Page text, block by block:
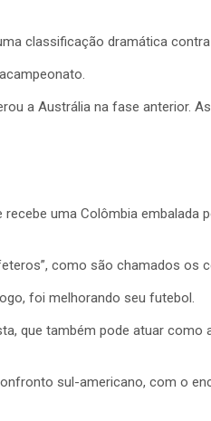
classificação dramática
a Austrália na fase anterior.
uma Colômbia
como são chamados os
foi melhorando seu futebol.
que também pode atuar
sul-americano, com o